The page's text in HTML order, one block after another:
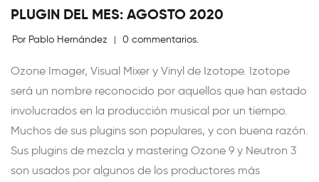
PLUGIN DEL MES: AGOSTO 2020
Por Pablo Hernández | 0 commentarios.
Ozone Imager, Visual Mixer y Vinyl de Izotope. Izotope
será un nombre reconocido por aquellos que han estado
involucrados en la producción musical por un tiempo.
Muchos de sus plugins son populares, y con buena razón.
Sus plugins de mezcla y mastering Ozone 9 y Neutron 3
son usados por algunos de los productores más